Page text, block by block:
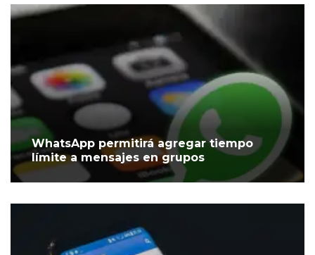
WhatsApp permitirá agregar tiempo
límite a mensajes en grupos